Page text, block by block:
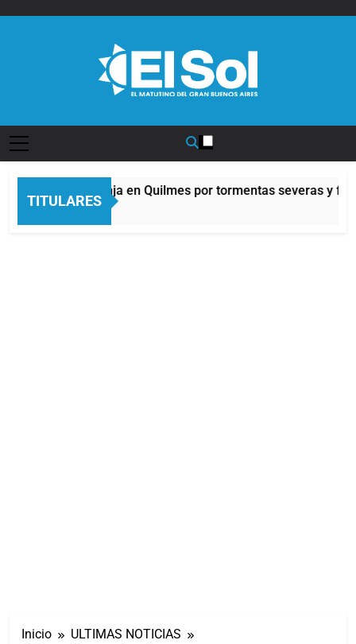
TITULARES
Alerta naranja en Quilmes por tormentas severas y
10 Horas Atrás
Inicio
ULTIMAS NOTICIAS